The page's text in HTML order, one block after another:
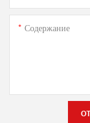
Содержание